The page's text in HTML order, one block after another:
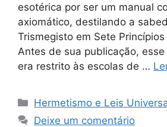
esotérica por ser um manual
axiomático, destilando a
Trismegisto em Sete
Antes de sua publicação,
era restrito às escolas de …
Categorias
Hermetismo e Leis
Deixe um comentário